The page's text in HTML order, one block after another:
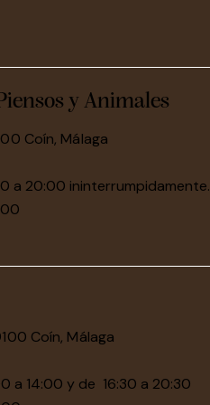
y Animales
Coín, Málaga
a 20:00 ininterrumpidamente.
Coín, Málaga
a 14:00 y de 16:30 a 20:30